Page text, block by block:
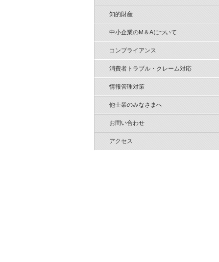
知的財産
中小企業のM＆Aについて
コンプライアンス
消費者トラブル・クレーム対応
情報管理対策
他士業のみなさまへ
お問い合わせ
アクセス